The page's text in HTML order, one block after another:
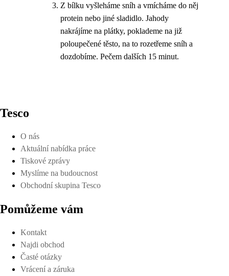
Z bílku vyšleháme sníh a vmícháme do něj
protein nebo jiné sladidlo. Jahody
nakrájíme na plátky, poklademe na již
poloupečené těsto, na to rozetřeme sníh a
dozdobíme. Pečem dalších 15 minut.
Tesco
O nás
Aktuální nabídka práce
Tiskové zprávy
Myslíme na budoucnost
Obchodní skupina Tesco
Pomůžeme vám
Kontakt
Najdi obchod
Časté otázky
Vrácení a záruka